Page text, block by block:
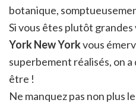
botanique,
Si vous êtes plutôt grandes
York New Yorkvous
superbement réalisés, on a
être !
Ne manquez pas non plus le